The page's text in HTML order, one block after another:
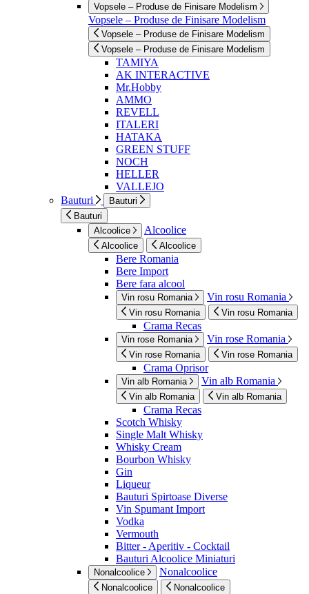
Vopsele – Produse de Finisare Modelism
Vopsele – Produse de Finisare Modelism
Vopsele – Produse de Finisare Modelism
Vopsele – Produse de Finisare Modelism
TAMIYA
AK INTERACTIVE
Mr.Hobby
AMMO
REVELL
ITALERI
HATAKA
GREEN STUFF
NOCH
HELLER
VALLEJO
Bauturi
Bauturi
Bauturi
Alcoolice
Alcoolice
Alcoolice Alcoolice
Bere Romania
Bere Import
Bere fara alcool
Vin rosu Romania Vin rosu Romania
Vin rosu Romania Vin rosu Romania
Crama Recas
Vin rose Romania Vin rose Romania
Vin rose Romania Vin rose Romania
Crama Oprisor
Vin alb Romania Vin alb Romania
Vin alb Romania Vin alb Romania
Crama Recas
Scotch Whisky
Single Malt Whisky
Whisky Cream
Bourbon Whisky
Gin
Liqueur
Bauturi Spirtoase Diverse
Vin Spumant Import
Vodka
Vermouth
Bitter - Aperitiv - Cocktail
Bauturi Alcoolice Miniaturi
Nonalcoolice Nonalcoolice
Nonalcoolice Nonalcoolice